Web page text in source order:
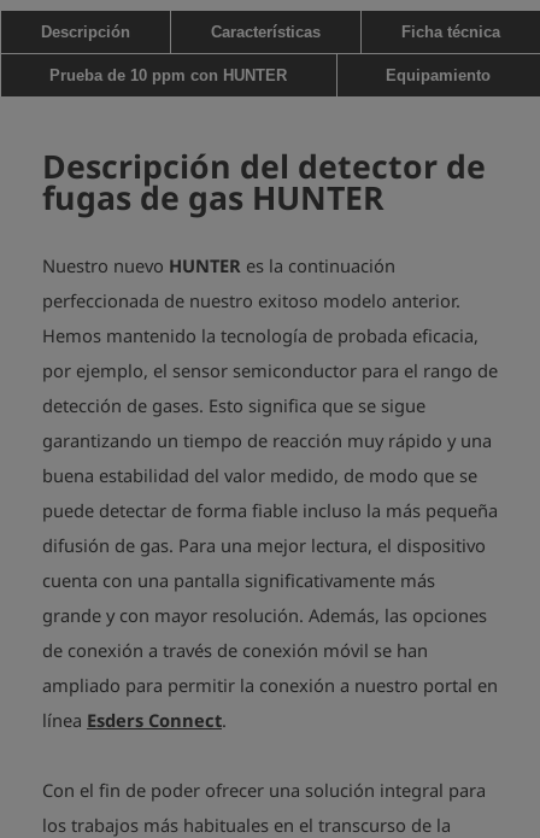
Tiempo de funcionamiento aproximado: 10 horas
Rangos de medición en función de los sensores incorporados
Temperatura de funcionamiento: de -10 °C a 50 °C
Descripción Características Ficha técnica
Prueba de 10 ppm con HUNTER Equipamiento
Descripción del detector de
fugas de gas HUNTER
Nuestro nuevo HUNTER es la continuación
perfeccionada de nuestro exitoso modelo anterior.
Hemos mantenido la tecnología de probada eficacia,
por ejemplo, el sensor semiconductor para el rango de
detección de gases. Esto significa que se sigue
garantizando un tiempo de reacción muy rápido y una
buena estabilidad del valor medido, de modo que se
puede detectar de forma fiable incluso la más pequeña
difusión de gas. Para una mejor lectura, el dispositivo
cuenta con una pantalla significativamente más
grande y con mayor resolución. Además, las opciones
de conexión a través de conexión móvil se han
ampliado para permitir la conexión a nuestro portal en
línea Esders Connect.
Con el fin de poder ofrecer una solución integral para
los trabajos más habituales en el transcurso de la